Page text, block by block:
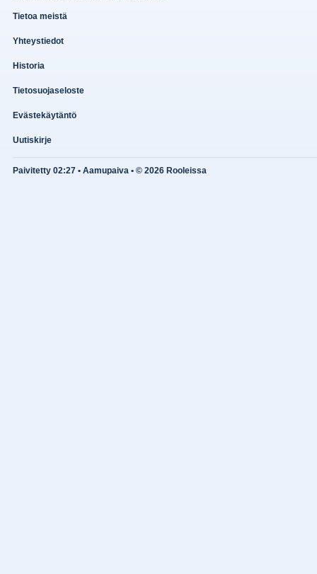
Tietoa meistä
Yhteystiedot
Historia
Tietosuojaseloste
Evästekäytäntö
Uutiskirje
Paivitetty 02:27 • Aamupaiva • © 2026 Rooleissa